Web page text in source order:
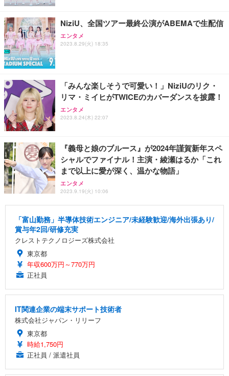
NiziU、全国ツアー最終公演がABEMAで生配信
エンタメ
2023.8.29(火) 18:35
「みんな楽しそうで可愛い！」NiziUのリク・
リマ・ミイヒがTWICEのカバーダンスを披露！
エンタメ
2023.8.24(木) 22:07
『義母と娘のブルース』が2024年謹賀新年スペ
シャルでファイナル！主演・綾瀬はるか「これ
まで以上に愛が深く、温かな物語」
エンタメ
2023.9.19(火) 10:06
「富山勤務」半導体技術エンジニア/未経験歓迎/海外出張あり/
賞与年2回/研修充実
クレストテクノロジーズ株式会社
東京都
年収600万円～770万円
正社員
IT関連企業の端末サポート技術者
株式会社ジャパン・リリーフ
東京都
時給1,750円
正社員 / 派遣社員